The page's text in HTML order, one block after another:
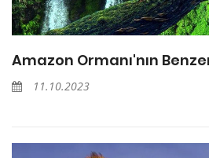
Amazon Ormanı'nın
11.10.2023